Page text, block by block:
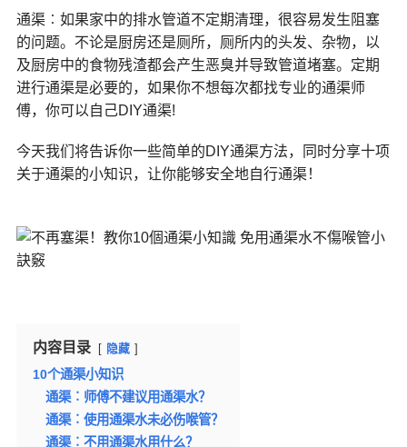
通渠︰如果家中的排水管道不定期清理，很容易发生阻塞
的问题。不论是厨房还是厕所，厕所内的头发、杂物，以
及厨房中的食物残渣都会产生恶臭并导致管道堵塞。定期
进行通渠是必要的，如果你不想每次都找专业的通渠师
傅，你可以自己DIY通渠!
今天我们将告诉你一些简单的DIY通渠方法，同时分享十项
关于通渠的小知识，让你能够安全地自行通渠！
内容目录 隐藏
10个通渠小知识
通渠︰师傅不建议用通渠水？
通渠︰使用通渠水未必伤喉管？
通渠︰不用通渠水用什么？